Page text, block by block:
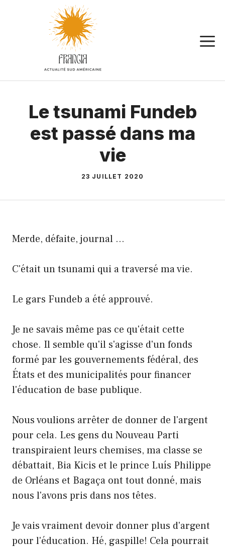
Le tsunami Fundeb
est passé dans ma
vie
23 JUILLET 2020
Merde, défaite, journal …
C'était un tsunami qui a traversé ma vie.
Le gars Fundeb a été approuvé.
Je ne savais même pas ce qu'était cette
chose. Il semble qu'il s'agisse d'un fonds
formé par les gouvernements fédéral, des
États et des municipalités pour financer
l'éducation de base publique.
Nous voulions arrêter de donner de l'argent
pour cela. Les gens du Nouveau Parti
transpiraient leurs chemises, ma classe se
débattait, Bia Kicis et le prince Luís Philippe
de Orléans et Bagaça ont tout donné, mais
nous l'avons pris dans nos têtes.
Je vais vraiment devoir donner plus d'argent
pour l'éducation. Hé, gaspille! Cela pourrait